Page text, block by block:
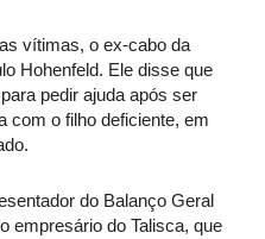
vítimas, o ex-cabo da
Hohenfeld. Ele disse que
pedir ajuda após ser
com o filho deficiente, em
do Balanço Geral
empresário do Talisca, que